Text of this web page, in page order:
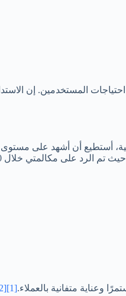
المستخدمين. إن
أستطيع أن أشهد على
وعناية متفانية بالعملاء.[1]
[2]